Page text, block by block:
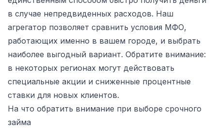
в случае непредвиденных расходов. Наш
агрегатор позволяет сравнить условия МФО,
работающих именно в вашем городе, и выбрать
наиболее выгодный вариант. Обратите внимание:
в некоторых регионах могут действовать
специальные акции и сниженные процентные
ставки для новых клиентов.
На что обратить внимание при выборе срочного
займа